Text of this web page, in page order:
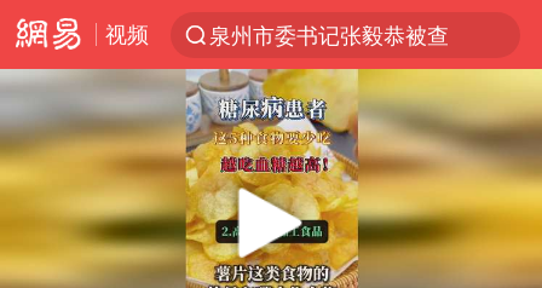
视频
泉州市委书记张毅恭被查
台风白海豚已进入24小时警戒线
全球首个长时储能一体化产业园量产
陈垣宇0-3张禹珍 国乒男单全军覆没
中巨芯：上半年归母净利润1405.77万元